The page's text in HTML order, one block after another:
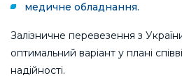
медичне обладнання.
Залізничне перевезення з
оптимальний варіант у плані
надійності.